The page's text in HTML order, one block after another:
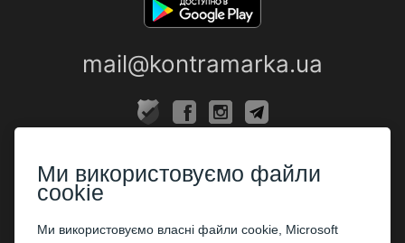
mail@kontramarka.ua
Каси
ПАРТНЕРАМ
Ми використовуємо файли
cookie
Ми використовуємо власні файли cookie, Microsoft